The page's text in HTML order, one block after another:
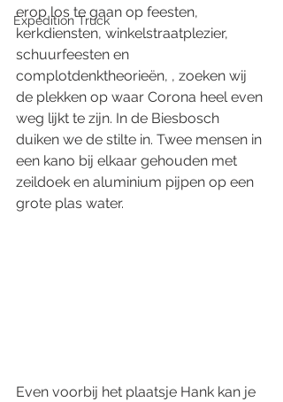
Expedition Truck
erop los te gaan op feesten,
kerkdiensten, winkelstraatplezier,
schuurfeesten en
complotdenktheorieën, , zoeken wij
de plekken op waar Corona heel even
weg lijkt te zijn. In de Biesbosch
duiken we de stilte in. Twee mensen in
een kano bij elkaar gehouden met
zeildoek en aluminium pijpen op een
grote plas water.
Even voorbij het plaatsje Hank kan je